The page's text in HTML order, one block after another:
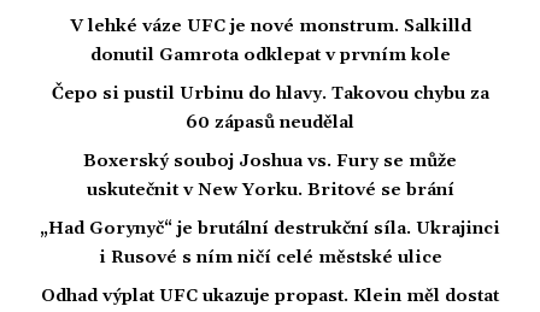
V lehké váze UFC je nové monstrum. Salkilld
donutil Gamrota odklepat v prvním kole
Čepo si pustil Urbinu do hlavy. Takovou chybu za
60 zápasů neudělal
Boxerský souboj Joshua vs. Fury se může
uskutečnit v New Yorku. Britové se brání
„Had Gorynyč“ je brutální destrukční síla. Ukrajinci
i Rusové s ním ničí celé městské ulice
Odhad výplat UFC ukazuje propast. Klein měl dostat